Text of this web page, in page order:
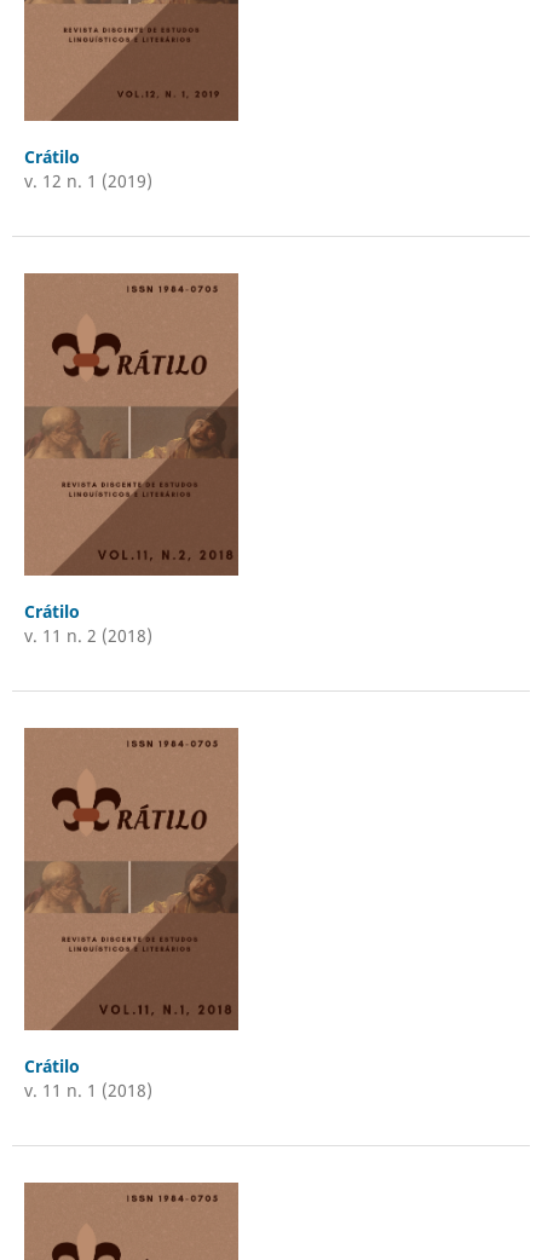
Crátilo
v. 12 n. 1 (2019)
Crátilo
v. 11 n. 2 (2018)
Crátilo
v. 11 n. 1 (2018)